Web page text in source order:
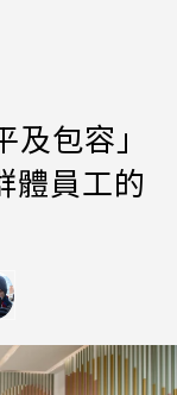
包容」
體員工的